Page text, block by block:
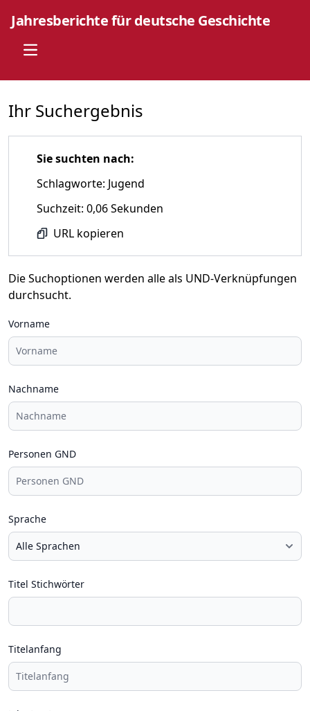
Jahresberichte für deutsche Geschichte
Open main menu
Ihr Suchergebnis
Sie suchten nach:
Schlagworte: Jugend
Suchzeit: 0,06 Sekunden
URL kopieren
Die Suchoptionen werden alle als UND-Verknüpfungen
durchsucht.
Vorname
Nachname
Personen GND
Sprache
Titel Stichwörter
Titelanfang